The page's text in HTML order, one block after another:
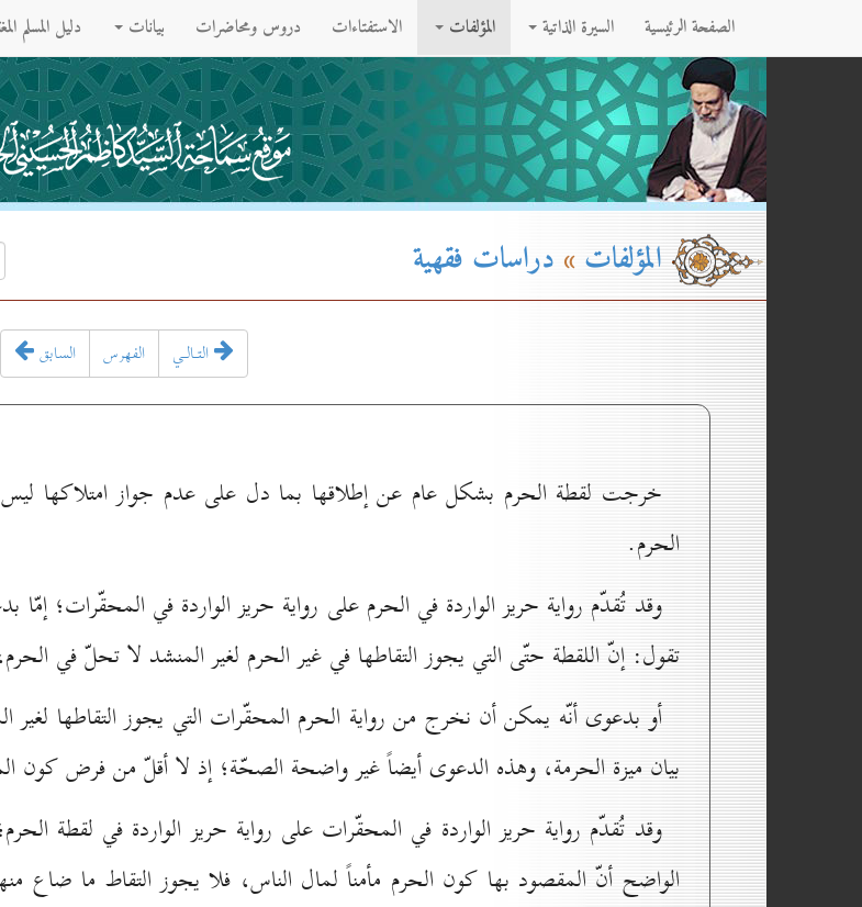
الصفحة الرئيسية السيرة الذاتية المؤلفات الاستفتاءات دروس ومحاضرات بيانات دليل المسلم
المؤلفات»دراسات فقهية
السابق الفهرس التـالـي
خرجت لقطة الحرم بشكل عام عن إطلاقها بما دل على عدم جواز امتلاكها
الحرم.
وقد تُقدّم رواية حريز الواردة في الحرم على رواية حريز الواردة في المحقّرات؛ إمّا
تقول: إنّ اللقطة حتّى التي يجوز التقاطها في غير الحرم لغير المنشد لا تحلّ في
أو بدعوى أنّه يمكن أن نخرج من رواية الحرم المحقّرات التي يجوز التقاطها لغير
بيان ميزة الحرمة، وهذه الدعوى أيضاً غير واضحة الصحّة؛ إذ لا أقلّ من فرض كون
وقد تُقدّم رواية حريز الواردة في المحقّرات على رواية حريز الواردة في لقطة
الواضح أنّ المقصود بها كون الحرم مأمناً لمال الناس، فلا يجوز التقاط ما ضاع